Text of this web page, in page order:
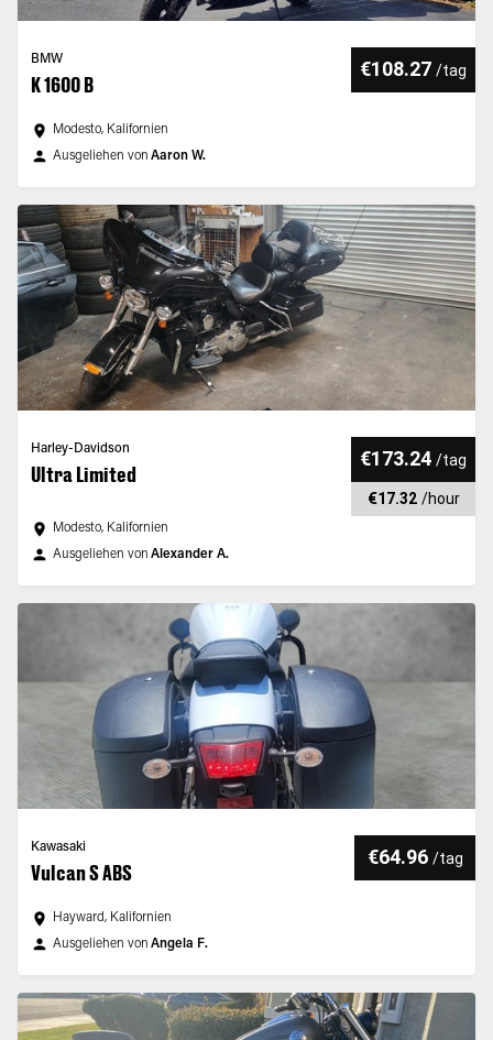
BMW
K 1600 B
€108.27 /tag
Modesto, Kalifornien
Ausgeliehen von Aaron W.
Harley-Davidson
Ultra Limited
€173.24 /tag
€17.32 /hour
Modesto, Kalifornien
Ausgeliehen von Alexander A.
Kawasaki
Vulcan S ABS
€64.96 /tag
Hayward, Kalifornien
Ausgeliehen von Angela F.